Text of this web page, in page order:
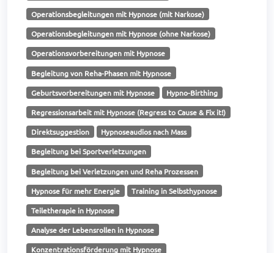
Operationsbegleitungen mit Hypnose (mit Narkose)
Operationsbegleitungen mit Hypnose (ohne Narkose)
Operationsvorbereitungen mit Hypnose
Begleitung von Reha-Phasen mit Hypnose
Geburtsvorbereitungen mit Hypnose Hypno-Birthing
Regressionsarbeit mit Hypnose (Regress to Cause & Fix it!)
Direktsuggestion Hypnoseaudios nach Mass
Begleitung bei Sportverletzungen
Begleitung bei Verletzungen und Reha Prozessen
Hypnose für mehr Energie Training in Selbsthypnose
Teiletherapie in Hypnose
Analyse der Lebensrollen in Hypnose
Konzentrationsförderung mit Hypnose